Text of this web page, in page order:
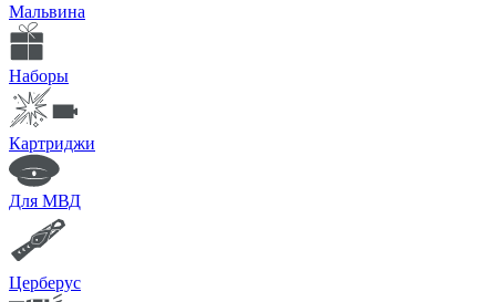
Мальвина
Наборы
Картриджи
Для МВД
Церберус